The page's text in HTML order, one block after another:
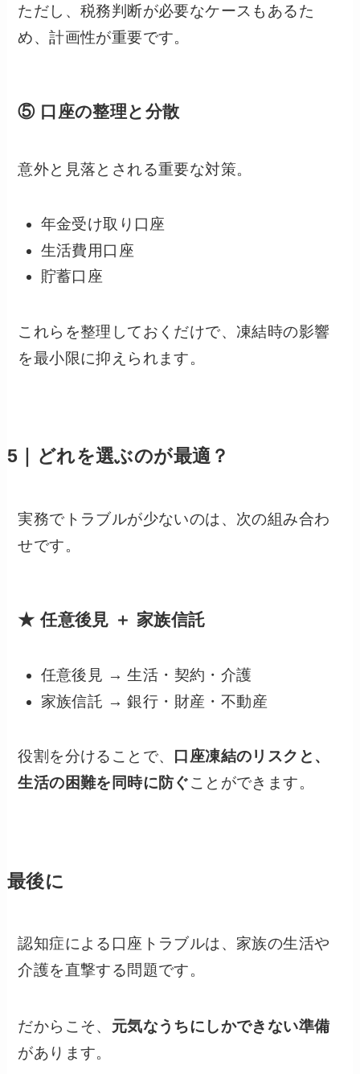
ただし、税務判断が必要なケースもあるた
め、計画性が重要です。
⑤ 口座の整理と分散
意外と見落とされる重要な対策。
年金受け取り口座
生活費用口座
貯蓄口座
これらを整理しておくだけで、凍結時の影響
を最小限に抑えられます。
5｜どれを選ぶのが最適？
実務でトラブルが少ないのは、次の組み合わ
せです。
★ 任意後見 ＋ 家族信託
任意後見 → 生活・契約・介護
家族信託 → 銀行・財産・不動産
役割を分けることで、
口座凍結のリスクと、
生活の困難を同時に防ぐことができます。
最後に
認知症による口座トラブルは、家族の生活や
介護を直撃する問題です。
だからこそ、 元気なうちにしかできない準備
があります。